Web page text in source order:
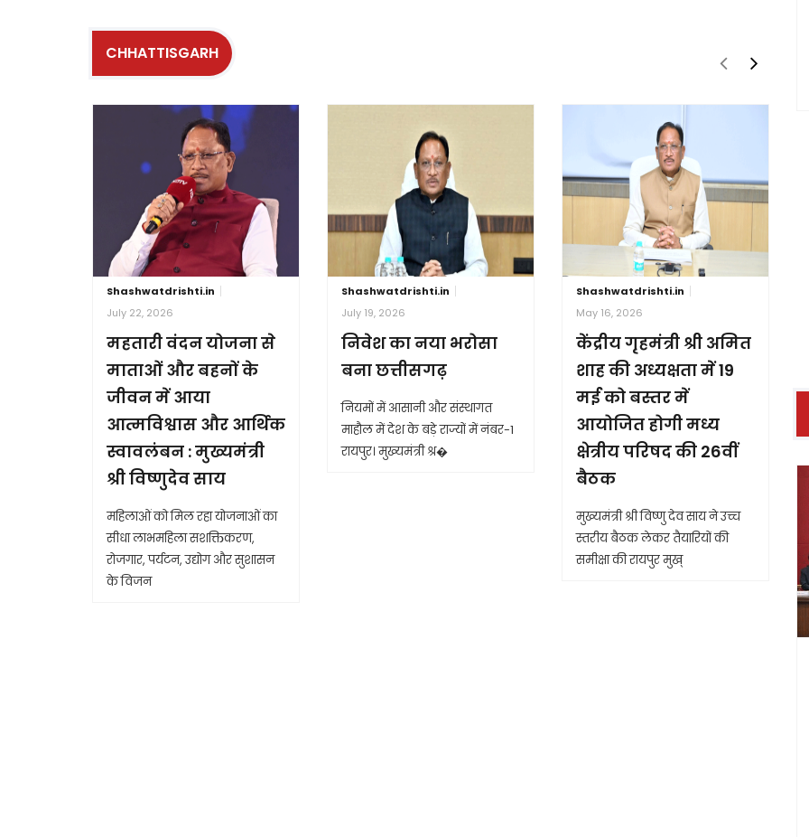
CHHATTISGARH
Shashwatdrishti.in
July 22, 2026
महतारी वंदन योजना से
माताओं और बहनों के
जीवन में आया
आत्मविश्वास और आर्थिक
स्वावलंबन : मुख्यमंत्री
श्री विष्णुदेव साय
महिलाओं को मिल रहा योजनाओं का
सीधा लाभमहिला सशक्तिकरण,
रोजगार, पर्यटन, उद्योग और सुशासन
के विजन
Shashwatdrishti.in
July 19, 2026
निवेश का नया भरोसा
बना छत्तीसगढ़
नियमों में आसानी और संस्थागत
माहौल में देश के बड़े राज्यों में नंबर-1
रायपुर। मुख्यमंत्री श्र�
Shashwatdrishti.in
May 16, 2026
केंद्रीय गृहमंत्री श्री अमित
शाह की अध्यक्षता में 19
मई को बस्तर में
आयोजित होगी मध्य
क्षेत्रीय परिषद की 26वीं
बैठक
मुख्यमंत्री श्री विष्णु देव साय ने उच्च
स्तरीय बैठक लेकर तैयारियों की
समीक्षा की रायपुर मुख्